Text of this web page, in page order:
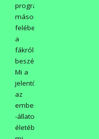
program
második
felében
a
fákról
beszélgettünk.
Mi a
jelentőségük
az
emberek,
-állatok
életében,